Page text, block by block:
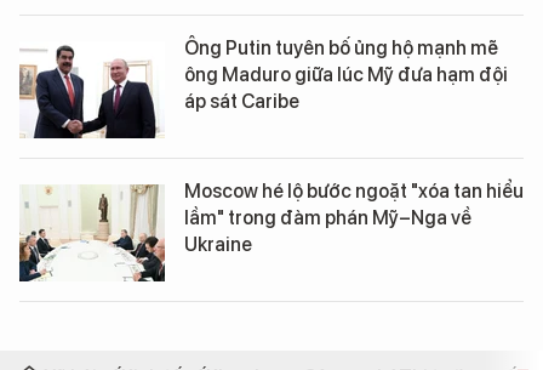
Ông Putin tuyên bố ủng hộ mạnh mẽ
ông Maduro giữa lúc Mỹ đưa hạm đội
áp sát Caribe
Moscow hé lộ bước ngoặt "xóa tan hiểu
lầm" trong đàm phán Mỹ–Nga về
Ukraine